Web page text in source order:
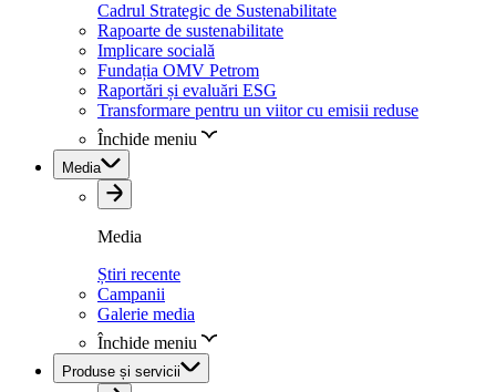
Cadrul Strategic de Sustenabilitate
Rapoarte de sustenabilitate
Implicare socială
Fundația OMV Petrom
Raportări și evaluări ESG
Transformare pentru un viitor cu emisii reduse
Închide meniu
Media
Media
Știri recente
Campanii
Galerie media
Închide meniu
Produse și servicii